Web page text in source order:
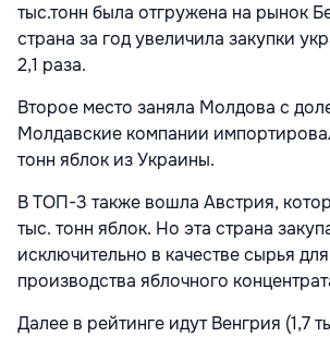
тыс.тонн была отгружена на рынок
страна за год увеличила закупки
2,1 раза.
Второе место заняла Молдова с
Молдавские компании
тонн яблок из Украины.
В ТОП-3 также вошла Австрия,
тыс. тонн яблок. Но эта страна
исключительно в качестве сырья
производства яблочного
Далее в рейтинге идут Венгрия (1,7